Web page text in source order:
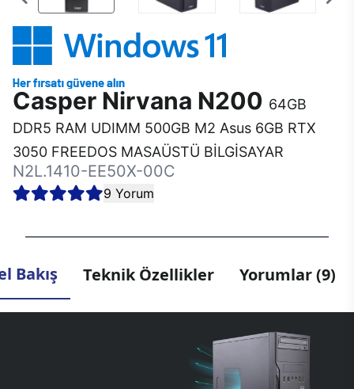
Casper Nirvana N200 64GB
DDR5 RAM UDIMM 500GB M2 Asus 6GB RTX
3050 FREEDOS MASAÜSTÜ BİLGİSAYAR
N2L.1410-EE50X-00C
9 Yorum
Bakış Teknik Özellikler Yorumlar (9)